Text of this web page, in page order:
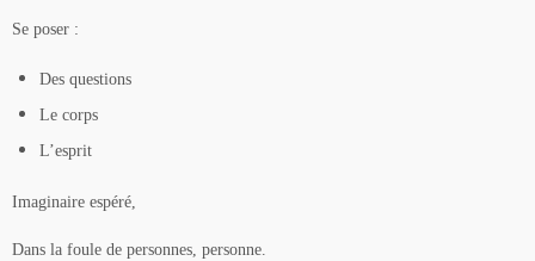
Se poser :
Des questions
Le corps
L’esprit
Imaginaire espéré,
Dans la foule de personnes, personne.